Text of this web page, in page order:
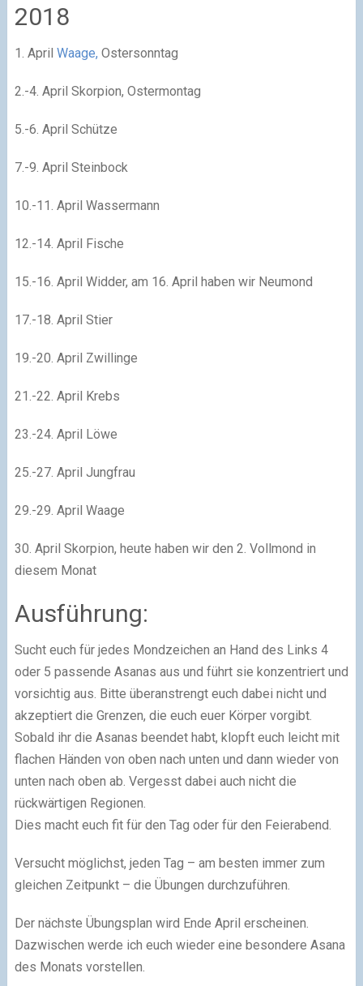
2018
1. April Waage,Ostersonntag
2.-4. April Skorpion, Ostermontag
5.-6. April Schütze
7.-9. April Steinbock
10.-11. April Wassermann
12.-14. April Fische
15.-16. April Widder, am 16. April haben wir Neumond
17.-18. April Stier
19.-20. April Zwillinge
21.-22. April Krebs
23.-24. April Löwe
25.-27. April Jungfrau
29.-29. April Waage
30. April Skorpion, heute haben wir den 2. Vollmond in
diesem Monat
Ausführung:
Sucht euch für jedes Mondzeichen an Hand des Links 4
oder 5 passende Asanas aus und führt sie konzentriert und
vorsichtig aus. Bitte überanstrengt euch dabei nicht und
akzeptiert die Grenzen, die euch euer Körper vorgibt.
Sobald ihr die Asanas beendet habt, klopft euch leicht mit
flachen Händen von oben nach unten und dann wieder von
unten nach oben ab. Vergesst dabei auch nicht die
rückwärtigen Regionen.
Dies macht euch fit für den Tag oder für den Feierabend.
Versucht möglichst, jeden Tag – am besten immer zum
gleichen Zeitpunkt – die Übungen durchzuführen.
Der nächste Übungsplan wird Ende April erscheinen.
Dazwischen werde ich euch wieder eine besondere Asana
des Monats vorstellen.